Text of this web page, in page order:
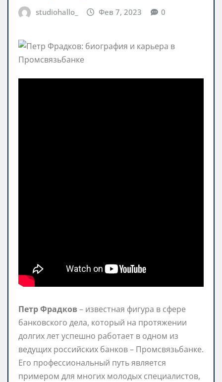
studiohallo_ Фев 7, 2023 0
Петр Фрадков– известная фигура в сфере
банковского дела, который на протяжении
долгих лет успешно работает в одном из
ведущих российских банков – Промсвязьбанке.
Его профессиональный путь является
примером для многих молодых специалистов,